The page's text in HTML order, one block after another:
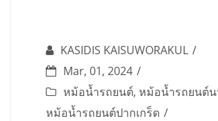
KASIDIS KAISUWORAKUL
Mar, 01, 2024
หม้อน้ำรถยนต์, หม้อน้ำรถยนต์
หม้อน้ำรถยนต์ปากเกร็ด